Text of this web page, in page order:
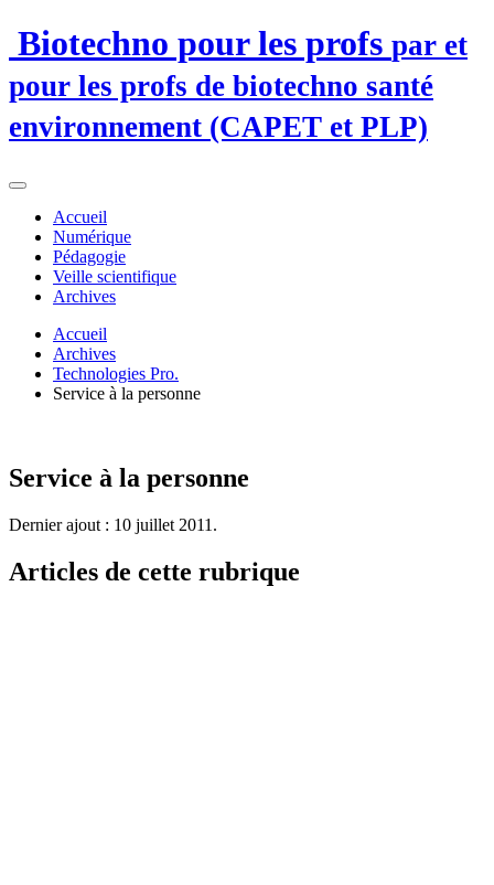
Biotechno pour les profs par et
pour les profs de biotechno santé
environnement (CAPET et PLP)
Accueil
Numérique
Pédagogie
Veille scientifique
Archives
Accueil
Archives
Technologies Pro.
Service à la personne
Service à la personne
Dernier ajout : 10 juillet 2011.
Articles de cette rubrique